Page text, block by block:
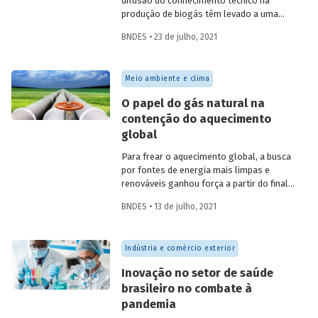
produção de biogás têm levado a uma
em operação e no volume produzido no
tímido diante do potencial de geração que
um país com um agronegócio tão
desenvolvido pode atingir. Entenda como
resíduos e efluentes das diferentes
atividades agropecuárias podem
contribuir para ampliar a geração de
BNDES • 23 de julho, 2021
Meio ambiente e clima
O papel do gás natural na
contenção do aquecimento
global
Para frear o aquecimento global, a busca
por fontes de energia mais limpas e
renováveis ganhou força a partir do final
mundial de redução das emissões de CO
energética segue crescendo, o gás
natural desponta como combustível
capaz de apoiar a transição para a
economia de baixo carbono, aproveitando
a infraestrutura já existente com menor
impacto ambiental do que outros
BNDES • 13 de julho, 2021
Indústria e comércio exterior
Inovação no setor de saúde
brasileiro no combate à
pandemia